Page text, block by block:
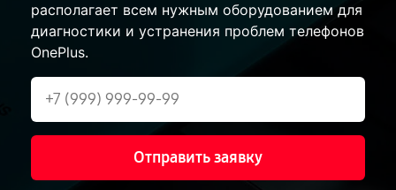
располагает всем нужным оборудованием для
диагностики и устранения проблем телефонов
OnePlus.
Отправить заявку